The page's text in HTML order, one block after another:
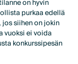
on hyvin
purkaa edellä
siihen on jokin
vuoksi ei voida
konkurssipesän